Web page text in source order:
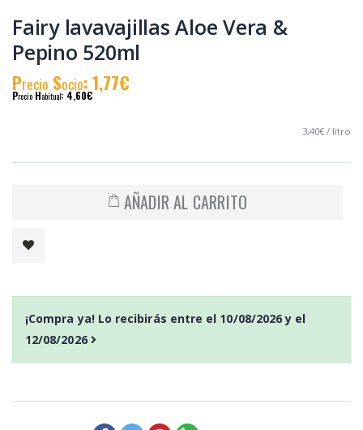
Fairy lavavajillas Aloe Vera &
Pepino 520ml
Precio Socio: 1,77€
Precio Habitual: 4,60€
3,40€ / litro
AÑADIR AL CARRITO
¡Compra ya! Lo recibirás entre el 10/08/2026y el
12/08/2026